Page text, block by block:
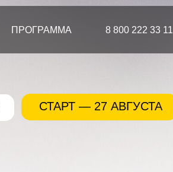
8 800 222 33 11
ПРОГРАММА
СТАРТ — 27 АВГУСТА